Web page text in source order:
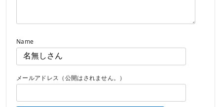
Name
メールアドレス（公開はされません。）